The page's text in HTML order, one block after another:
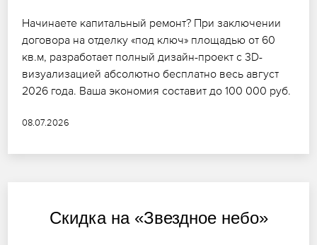
Начинаете капитальный ремонт? При заключении
договора на отделку «под ключ» площадью от 60
кв.м, разработает полный дизайн-проект с 3D-
визуализацией абсолютно бесплатно весь август
2026 года. Ваша экономия составит до 100 000 руб.
08.07.2026
Скидка на «Звездное небо»